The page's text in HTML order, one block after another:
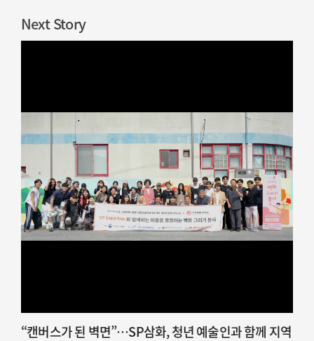
Next Story
“캔버스가 된 벽면”…SP삼화, 청년 예술인과 함께 지역